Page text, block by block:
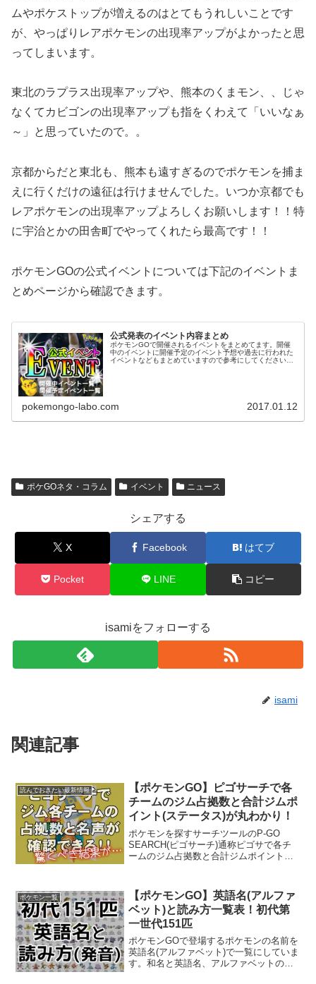
ムやポケストップが増えるのはとてもうれしいことです
が、やっぱりレアポケモンの出現率アップがよかったと思
ってしまいます。
東北のラプラス出現率アップや、熊本のくまモン、、じゃ
なくてカビゴンの出現率アップも指をくわえて「いいなぁ
～」と思っていたので。。
京都からだと東北も、熊本も遠すぎるのでポケモンを捕ま
えに行くだけの遠征は行けませんでした。いつか京都でも
レアポケモンの出現率アップよろしくお願いします！！特
に宇治とかの田舎町でやってくれたら最高です！！
ポケモンGOの公式イベントについては下記のイベントま
とめページから確認できます。
公式発表のイベント内容まとめ
ポケモンGOで開催されるイベントをまとめてます。開催
中のイベントに開催予定のイベント予想や過去に行われた
イベントなどもまとめていますので参考にしてください。
pokemongo-labo.com 2017.01.12
ポケGOネタ・コラム イベント ニュース
シェアする
X Facebook はてブ
Pocket LINE コピー
isamiをフォローする
isami
関連記事
読んでおきたい最新情報
【ポケモンGO】ピゴサーチで各
チームのジム占拠数と合計ジムポ
イント(ステータス)が丸わかり！
ポケモンを探すサーチツールのP-GO
SEARCH(ピゴサーチ)通称ピゴサで各チ
ームのジム占拠数と合計ジムポイントが
ムの合計ポイントが確認できます。実際
に確認してみると...
ポケモン一覧
【ポケモンGO】英語名(アルファ
ベット)と読み方一覧表！初代第
一世代151匹
ポケモンGOで登場するポケモンの名前を
英語名(アルファベット)で一覧にしていま
す。和名と英語名、アルファベットの読